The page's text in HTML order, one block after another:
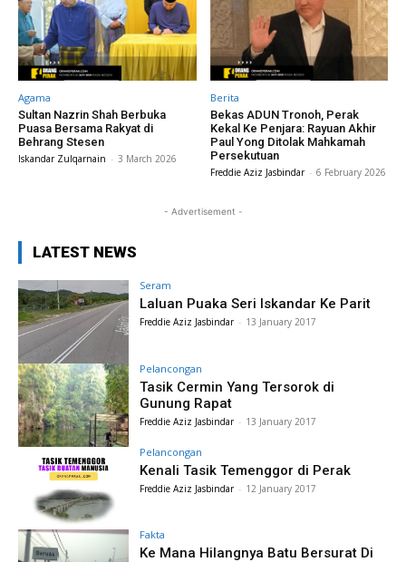
Agama
Sultan Nazrin Shah Berbuka
Puasa Bersama Rakyat di
Behrang Stesen
Iskandar Zulqarnain - 3 March 2026
Berita
Bekas ADUN Tronoh, Perak
Kekal Ke Penjara: Rayuan Akhir
Paul Yong Ditolak Mahkamah
Persekutuan
Freddie Aziz Jasbindar - 6 February 2026
- Advertisement -
LATEST NEWS
Seram
Laluan Puaka Seri Iskandar Ke Parit
Freddie Aziz Jasbindar - 13 January 2017
Pelancongan
Tasik Cermin Yang Tersorok di
Gunung Rapat
Freddie Aziz Jasbindar - 13 January 2017
Pelancongan
Kenali Tasik Temenggor di Perak
Freddie Aziz Jasbindar - 12 January 2017
Fakta
Ke Mana Hilangnya Batu Bersurat Di